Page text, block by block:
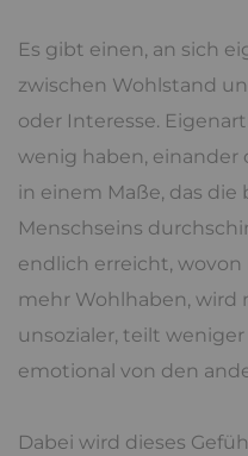
Es gibt einen, an sich
zwischen Wohlstand
oder Interesse.
wenig haben, einander
in einem Maße, das die
Menschseins
endlich erreicht,
mehr Wohlhaben, wird
unsozialer, teilt
emotional von den
Dabei wird dieses